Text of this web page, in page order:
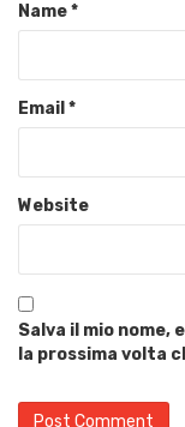
Name*
Email*
Website
Salva il mio nome,
la prossima volta